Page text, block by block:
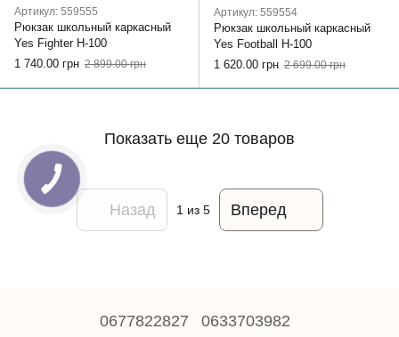
Артикул: 559555
Рюкзак школьный каркасный
Yes Fighter H-100
1 740.00 грн 2 899.00 грн
Артикул: 559554
Рюкзак школьный каркасный
Yes Football H-100
1 620.00 грн 2 699.00 грн
Показать еще 20 товаров
Назад 1из 5 Вперед
0677822827 0633703982